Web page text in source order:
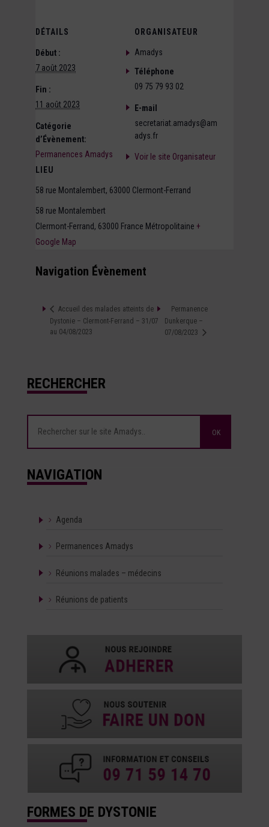
DÉTAILS
Début :
7 août 2023
Fin :
11 août 2023
Catégorie
d’Évènement:
Permanences Amadys
LIEU
58 rue Montalembert, 63000 Clermont-Ferrand
58 rue Montalembert
Clermont-Ferrand, 63000 France Métropolitaine +
Google Map
ORGANISATEUR
Amadys
Téléphone
09 75 79 93 02
E-mail
secretariat.amadys@am
adys.fr
Voir le site Organisateur
Navigation Évènement
Accueil des malades atteints de
Dystonie – Clermont-Ferrand – 31/07
au 04/08/2023
Permanence
Dunkerque –
07/08/2023
RECHERCHER
NAVIGATION
Agenda
Permanences Amadys
Réunions malades – médecins
Réunions de patients
FORMES DE DYSTONIE